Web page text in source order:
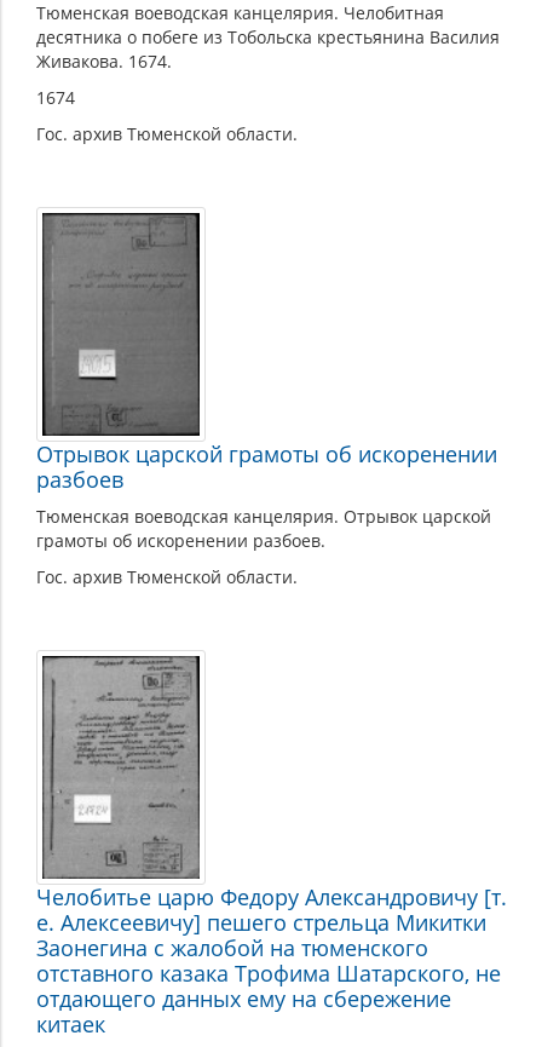
Тюменская воеводская канцелярия. Челобитная
десятника о побеге из Тобольска крестьянина Василия
Живакова. 1674.
1674
Гос. архив Тюменской области.
Отрывок царской грамоты об искоренении
разбоев
Тюменская воеводская канцелярия. Отрывок царской
грамоты об искоренении разбоев.
Гос. архив Тюменской области.
Челобитье царю Федору Александровичу [т.
е. Алексеевичу] пешего стрельца Микитки
Заонегина с жалобой на тюменского
отставного казака Трофима Шатарского, не
отдающего данных ему на сбережение
китаек